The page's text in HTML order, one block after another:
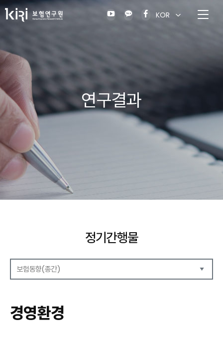
KOR
연구결과
정기간행물
보험동향(종간)
보험금융연구
KIRI 리포트
경영환경